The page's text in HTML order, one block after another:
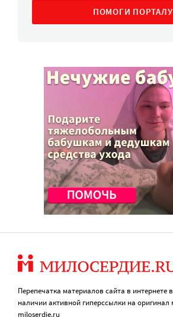
ПОМОГИ ПОРТАЛУ
Перепечатка материалов сайта в интернете
наличии активной гиперссылки на оригинал
miloserdie.ru